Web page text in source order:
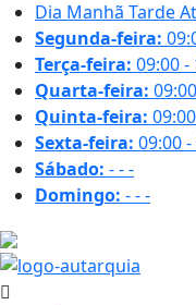
Dia Manhã Tarde
Segunda-feira:
Terça-feira: 09:00 -
Quarta-feira:
Quinta-feira:
Sexta-feira: 09:00
Sábado: ---
Domingo: ---